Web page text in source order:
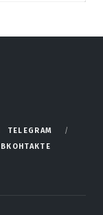
TELEGRAM
ВКОНТАКТЕ